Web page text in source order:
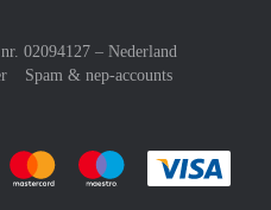
02094127 – Nederland
Spam & nep-accounts
rekent gemakkelijk af met Paypal
Je rekent gemakkelijk af met
Je rekent